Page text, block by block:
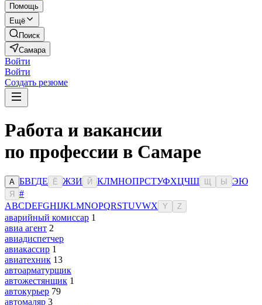
Помощь
Ещё
Поиск
Самара
Войти
Войти
Создать резюме
Работа и вакансии
по профессии в Самаре
А БВГДЕ Ё ЖЗИ Й КЛМНОПРСТУФХЦЧШ Ы ЭЮ
Я
#
ABCDEFGHIJKLMNOPQRSTUVWX Y Z
аварийный комиссар 1
авиа агент 2
авиадиспетчер
авиакассир 1
авиатехник 13
автоарматурщик
автожестянщик 1
автокурьер 79
автомаляр 3